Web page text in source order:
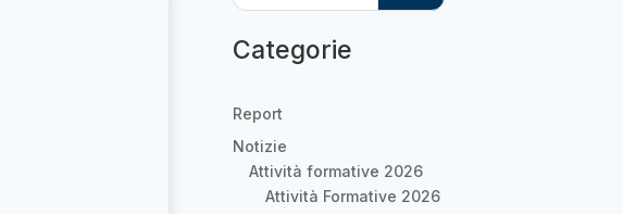
Categorie
Report
Notizie
Attività formative 2026
Attività Formative 2026